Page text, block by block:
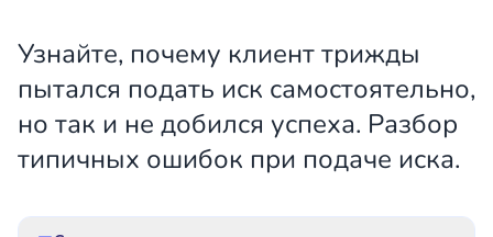
Узнайте, почему клиент трижды
пытался подать иск самостоятельно,
но так и не добился успеха. Разбор
типичных ошибок при подаче иска.